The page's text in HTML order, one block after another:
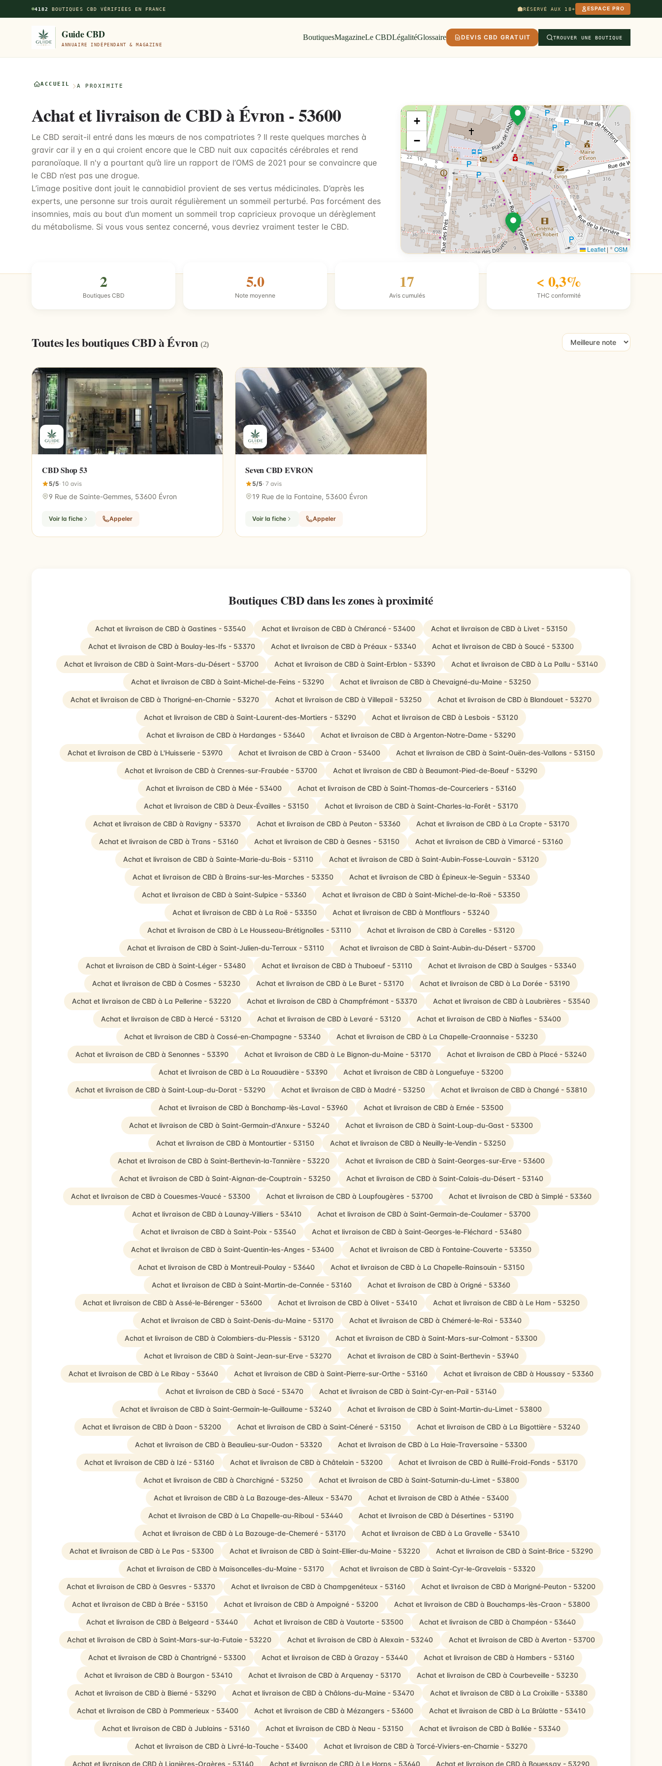
Aller au contenu principal
4182 BOUTIQUES CBD VÉRIFIÉES EN FRANCE RÉSERVÉ AUX 18+ ESPACE PRO
Guide CBD
ANNUAIRE INDÉPENDANT & MAGAZINE
BoutiquesMagazineLe CBDLégalitéGlossaire DEVIS CBD GRATUIT TROUVER UNE BOUTIQUE
ACCUEIL À PROXIMITÉ
Achat et livraison de CBD à Évron - 53600
Le CBD serait-il entré dans les mœurs de nos compatriotes ? Il reste quelques marches à
gravir car il y en a qui croient encore que le CBD nuit aux capacités cérébrales et rend
paranoïaque. Il n'y a pourtant qu’à lire un rapport de l’OMS de 2021 pour se convaincre que
le CBD n’est pas une drogue.
L’image positive dont jouit le cannabidiol provient de ses vertus médicinales. D’après les
experts, une personne sur trois aurait régulièrement un sommeil perturbé. Pas forcément des
insomnies, mais au bout d’un moment un sommeil trop capricieux provoque un dérèglement
du métabolisme. Si vous vous sentez concerné, vous devriez vraiment tester le CBD.
+
−
Leaflet | ©OSM
2
Boutiques CBD
5.0
Note moyenne
17
Avis cumulés
< 0,3%
THC conformité
Toutes les boutiques CBD à Évron(2)
CBD Shop 53
5/5· 10 avis
9 Rue de Sainte-Gemmes, 53600 Évron
Voir la fiche Appeler
Seven CBD EVRON
5/5· 7 avis
19 Rue de la Fontaine, 53600 Évron
Voir la fiche Appeler
Boutiques CBD dans les zones à proximité
Achat et livraison de CBD à Gastines - 53540 Achat et livraison de CBD à Chérancé - 53400 Achat et livraison de CBD à Livet - 53150
Achat et livraison de CBD à Boulay-les-Ifs - 53370 Achat et livraison de CBD à Préaux - 53340 Achat et livraison de CBD à Soucé - 53300
Achat et livraison de CBD à Saint-Mars-du-Désert - 53700 Achat et livraison de CBD à Saint-Erblon - 53390 Achat et livraison de CBD à La Pallu - 53140
Achat et livraison de CBD à Saint-Michel-de-Feins - 53290 Achat et livraison de CBD à Chevaigné-du-Maine - 53250
Achat et livraison de CBD à Thorigné-en-Charnie - 53270 Achat et livraison de CBD à Villepail - 53250 Achat et livraison de CBD à Blandouet - 53270
Achat et livraison de CBD à Saint-Laurent-des-Mortiers - 53290 Achat et livraison de CBD à Lesbois - 53120
Achat et livraison de CBD à Hardanges - 53640 Achat et livraison de CBD à Argenton-Notre-Dame - 53290
Achat et livraison de CBD à L'Huisserie - 53970 Achat et livraison de CBD à Craon - 53400 Achat et livraison de CBD à Saint-Ouën-des-Vallons - 53150
Achat et livraison de CBD à Crennes-sur-Fraubée - 53700 Achat et livraison de CBD à Beaumont-Pied-de-Boeuf - 53290
Achat et livraison de CBD à Mée - 53400 Achat et livraison de CBD à Saint-Thomas-de-Courceriers - 53160
Achat et livraison de CBD à Deux-Évailles - 53150 Achat et livraison de CBD à Saint-Charles-la-Forêt - 53170
Achat et livraison de CBD à Ravigny - 53370 Achat et livraison de CBD à Peuton - 53360 Achat et livraison de CBD à La Cropte - 53170
Achat et livraison de CBD à Trans - 53160 Achat et livraison de CBD à Gesnes - 53150 Achat et livraison de CBD à Vimarcé - 53160
Achat et livraison de CBD à Sainte-Marie-du-Bois - 53110 Achat et livraison de CBD à Saint-Aubin-Fosse-Louvain - 53120
Achat et livraison de CBD à Brains-sur-les-Marches - 53350 Achat et livraison de CBD à Épineux-le-Seguin - 53340
Achat et livraison de CBD à Saint-Sulpice - 53360 Achat et livraison de CBD à Saint-Michel-de-la-Roë - 53350
Achat et livraison de CBD à La Roë - 53350 Achat et livraison de CBD à Montflours - 53240
Achat et livraison de CBD à Le Housseau-Brétignolles - 53110 Achat et livraison de CBD à Carelles - 53120
Achat et livraison de CBD à Saint-Julien-du-Terroux - 53110 Achat et livraison de CBD à Saint-Aubin-du-Désert - 53700
Achat et livraison de CBD à Saint-Léger - 53480 Achat et livraison de CBD à Thuboeuf - 53110 Achat et livraison de CBD à Saulges - 53340
Achat et livraison de CBD à Cosmes - 53230 Achat et livraison de CBD à Le Buret - 53170 Achat et livraison de CBD à La Dorée - 53190
Achat et livraison de CBD à La Pellerine - 53220 Achat et livraison de CBD à Champfrémont - 53370 Achat et livraison de CBD à Laubrières - 53540
Achat et livraison de CBD à Hercé - 53120 Achat et livraison de CBD à Levaré - 53120 Achat et livraison de CBD à Niafles - 53400
Achat et livraison de CBD à Cossé-en-Champagne - 53340 Achat et livraison de CBD à La Chapelle-Craonnaise - 53230
Achat et livraison de CBD à Senonnes - 53390 Achat et livraison de CBD à Le Bignon-du-Maine - 53170 Achat et livraison de CBD à Placé - 53240
Achat et livraison de CBD à La Rouaudière - 53390 Achat et livraison de CBD à Longuefuye - 53200
Achat et livraison de CBD à Saint-Loup-du-Dorat - 53290 Achat et livraison de CBD à Madré - 53250 Achat et livraison de CBD à Changé - 53810
Achat et livraison de CBD à Bonchamp-lès-Laval - 53960 Achat et livraison de CBD à Ernée - 53500
Achat et livraison de CBD à Saint-Germain-d'Anxure - 53240 Achat et livraison de CBD à Saint-Loup-du-Gast - 53300
Achat et livraison de CBD à Montourtier - 53150 Achat et livraison de CBD à Neuilly-le-Vendin - 53250
Achat et livraison de CBD à Saint-Berthevin-la-Tannière - 53220 Achat et livraison de CBD à Saint-Georges-sur-Erve - 53600
Achat et livraison de CBD à Saint-Aignan-de-Couptrain - 53250 Achat et livraison de CBD à Saint-Calais-du-Désert - 53140
Achat et livraison de CBD à Couesmes-Vaucé - 53300 Achat et livraison de CBD à Loupfougères - 53700 Achat et livraison de CBD à Simplé - 53360
Achat et livraison de CBD à Launay-Villiers - 53410 Achat et livraison de CBD à Saint-Germain-de-Coulamer - 53700
Achat et livraison de CBD à Saint-Poix - 53540 Achat et livraison de CBD à Saint-Georges-le-Fléchard - 53480
Achat et livraison de CBD à Saint-Quentin-les-Anges - 53400 Achat et livraison de CBD à Fontaine-Couverte - 53350
Achat et livraison de CBD à Montreuil-Poulay - 53640 Achat et livraison de CBD à La Chapelle-Rainsouin - 53150
Achat et livraison de CBD à Saint-Martin-de-Connée - 53160 Achat et livraison de CBD à Origné - 53360
Achat et livraison de CBD à Assé-le-Bérenger - 53600 Achat et livraison de CBD à Olivet - 53410 Achat et livraison de CBD à Le Ham - 53250
Achat et livraison de CBD à Saint-Denis-du-Maine - 53170 Achat et livraison de CBD à Chémeré-le-Roi - 53340
Achat et livraison de CBD à Colombiers-du-Plessis - 53120 Achat et livraison de CBD à Saint-Mars-sur-Colmont - 53300
Achat et livraison de CBD à Saint-Jean-sur-Erve - 53270 Achat et livraison de CBD à Saint-Berthevin - 53940
Achat et livraison de CBD à Le Ribay - 53640 Achat et livraison de CBD à Saint-Pierre-sur-Orthe - 53160 Achat et livraison de CBD à Houssay - 53360
Achat et livraison de CBD à Sacé - 53470 Achat et livraison de CBD à Saint-Cyr-en-Pail - 53140
Achat et livraison de CBD à Saint-Germain-le-Guillaume - 53240 Achat et livraison de CBD à Saint-Martin-du-Limet - 53800
Achat et livraison de CBD à Daon - 53200 Achat et livraison de CBD à Saint-Céneré - 53150 Achat et livraison de CBD à La Bigottière - 53240
Achat et livraison de CBD à Beaulieu-sur-Oudon - 53320 Achat et livraison de CBD à La Haie-Traversaine - 53300
Achat et livraison de CBD à Izé - 53160 Achat et livraison de CBD à Châtelain - 53200 Achat et livraison de CBD à Ruillé-Froid-Fonds - 53170
Achat et livraison de CBD à Charchigné - 53250 Achat et livraison de CBD à Saint-Saturnin-du-Limet - 53800
Achat et livraison de CBD à La Bazouge-des-Alleux - 53470 Achat et livraison de CBD à Athée - 53400
Achat et livraison de CBD à La Chapelle-au-Riboul - 53440 Achat et livraison de CBD à Désertines - 53190
Achat et livraison de CBD à La Bazouge-de-Chemeré - 53170 Achat et livraison de CBD à La Gravelle - 53410
Achat et livraison de CBD à Le Pas - 53300 Achat et livraison de CBD à Saint-Ellier-du-Maine - 53220 Achat et livraison de CBD à Saint-Brice - 53290
Achat et livraison de CBD à Maisoncelles-du-Maine - 53170 Achat et livraison de CBD à Saint-Cyr-le-Gravelais - 53320
Achat et livraison de CBD à Gesvres - 53370 Achat et livraison de CBD à Champgenéteux - 53160 Achat et livraison de CBD à Marigné-Peuton - 53200
Achat et livraison de CBD à Brée - 53150 Achat et livraison de CBD à Ampoigné - 53200 Achat et livraison de CBD à Bouchamps-lès-Craon - 53800
Achat et livraison de CBD à Belgeard - 53440 Achat et livraison de CBD à Vautorte - 53500 Achat et livraison de CBD à Champéon - 53640
Achat et livraison de CBD à Saint-Mars-sur-la-Futaie - 53220 Achat et livraison de CBD à Alexain - 53240 Achat et livraison de CBD à Averton - 53700
Achat et livraison de CBD à Chantrigné - 53300 Achat et livraison de CBD à Grazay - 53440 Achat et livraison de CBD à Hambers - 53160
Achat et livraison de CBD à Bourgon - 53410 Achat et livraison de CBD à Arquenay - 53170 Achat et livraison de CBD à Courbeveille - 53230
Achat et livraison de CBD à Bierné - 53290 Achat et livraison de CBD à Châlons-du-Maine - 53470 Achat et livraison de CBD à La Croixille - 53380
Achat et livraison de CBD à Pommerieux - 53400 Achat et livraison de CBD à Mézangers - 53600 Achat et livraison de CBD à La Brûlatte - 53410
Achat et livraison de CBD à Jublains - 53160 Achat et livraison de CBD à Neau - 53150 Achat et livraison de CBD à Ballée - 53340
Achat et livraison de CBD à Livré-la-Touche - 53400 Achat et livraison de CBD à Torcé-Viviers-en-Charnie - 53270
Achat et livraison de CBD à Lignières-Orgères - 53140 Achat et livraison de CBD à Le Horps - 53640 Achat et livraison de CBD à Bouessay - 53290